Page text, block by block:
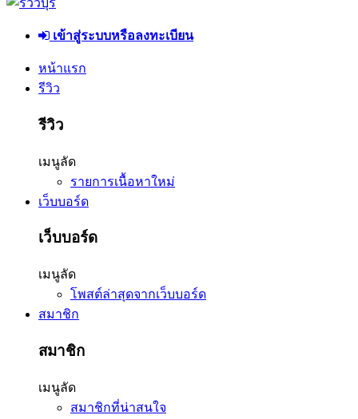
เข้าสู่ระบบหรือลงทะเบียน
หน้าแรก
รีวิว
รีวิว
เมนูลัด
รายการเนื้อหาใหม่
เว็บบอร์ด
เว็บบอร์ด
เมนูลัด
โพสต์ล่าสุดจากเว็บบอร์ด
สมาชิก
สมาชิก
เมนูลัด
สมาชิกที่น่าสนใจ